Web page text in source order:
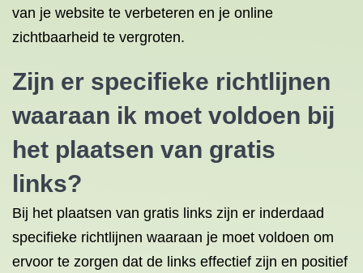
van je website te verbeteren en je online
zichtbaarheid te vergroten.
Zijn er specifieke richtlijnen
waaraan ik moet voldoen bij
het plaatsen van gratis
links?
Bij het plaatsen van gratis links zijn er inderdaad
specifieke richtlijnen waaraan je moet voldoen om
ervoor te zorgen dat de links effectief zijn en positief